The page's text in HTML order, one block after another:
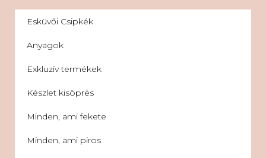
Esküvői Csipkék
Anyagok
Exkluzív termékek
Készlet kisöprés
Minden, ami fekete
Minden, ami piros